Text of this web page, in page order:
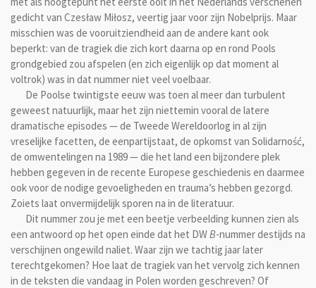
gedicht van Czesław Miłosz, veertig jaar voor zijn Nobelprijs. Maar
misschien was de vooruitziendheid aan de andere kant ook
beperkt: van de tragiek die zich kort daarna op en rond Pools
grondgebied zou afspelen (en zich eigenlijk op dat moment al
voltrok) was in dat nummer niet veel voelbaar.
De Poolse twintigste eeuw was toen al meer dan turbulent
geweest natuurlijk, maar het zijn niettemin vooral de latere
dramatische episodes — de Tweede Wereldoorlog in al zijn
vreselijke facetten, de eenpartijstaat, de opkomst van Solidarność,
de omwentelingen na 1989 — die het land een bijzondere plek
hebben gegeven in de recente Europese geschiedenis en daarmee
ook voor de nodige gevoeligheden en trauma’s hebben gezorgd.
Zoiets laat onvermijdelijk sporen na in de literatuur.
Dit nummer zou je met een beetje verbeelding kunnen zien als
een antwoord op het open einde dat het DWB-nummer destijds na
verschijnen ongewild naliet. Waar zijn we tachtig jaar later
terechtgekomen? Hoe laat de tragiek van het vervolg zich kennen
in de teksten die vandaag in Polen worden geschreven? Of